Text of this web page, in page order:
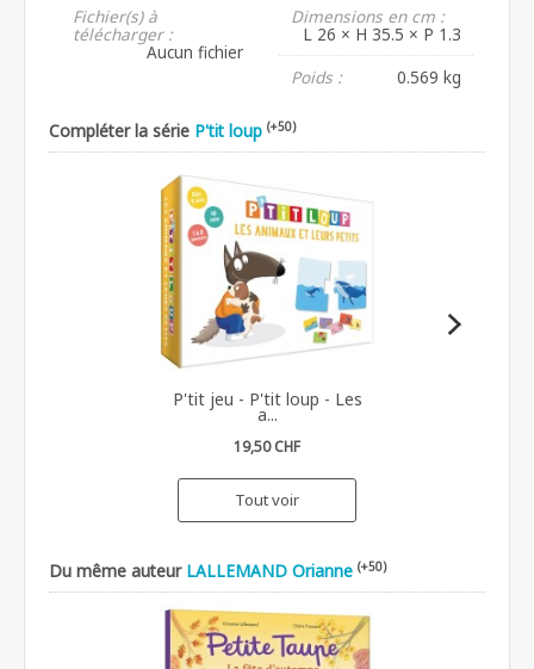
Fichier(s) à
télécharger :
Aucun fichier
Dimensions en cm :
L 26 × H 35.5 × P 1.3
Poids :
0.569 kg
Compléter la série P'tit loup (+50)
P'tit jeu - P'tit loup - Les
a...
19,50 CHF
Tout voir
Du même auteur LALLEMAND Orianne (+50)